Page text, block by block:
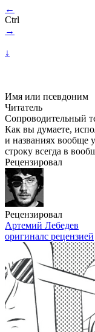
←
Ctrl
→
↓
Имя или псевдоним
Читатель
Сопроводительный
Как вы думаете,
и названиях вообще
строку всегда в
Рецензировал
Рецензировал
Артемий Лебедев
оригиналс рецензией